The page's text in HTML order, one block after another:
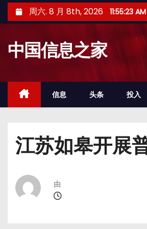
至
周六. 8 月 8th, 2026 11:55:24 AM
中国信息之家
信息 头条 投入
江苏如皋开展
由